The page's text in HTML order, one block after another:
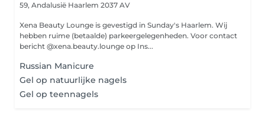
59, Andalusië Haarlem 2037 AV
Xena Beauty Lounge is gevestigd in Sunday's Haarlem. Wij
hebben ruime (betaalde) parkeergelegenheden. Voor contact
bericht @xena.beauty.lounge op Ins...
Russian Manicure
Gel op natuurlijke nagels
Gel op teennagels